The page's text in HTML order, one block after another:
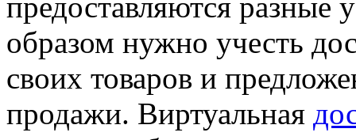
образом нужно учесть
своих товаров и
продажи. Виртуальная